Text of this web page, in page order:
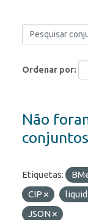
Ordenar por
Não
Etiquetas:
CIP
JSON